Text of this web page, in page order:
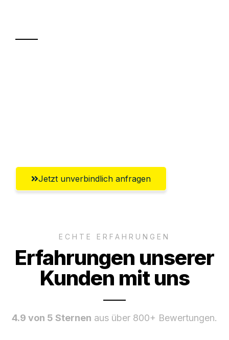
Jetzt unverbindlich anfragen
ECHTE ERFAHRUNGEN
Erfahrungen unserer
Kunden mit uns
4.9 von 5 Sternen aus über 800+ Bewertungen.